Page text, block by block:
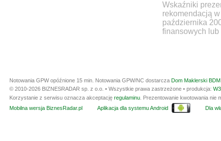
Wskaźniki
rekomendacją
października
finansowych lub
Notowania GPW opóźnione 15 min. Notowania GPW/NC dostarcza Dom Maklerski
© 2010-2026 BIZNESRADAR sp. z o.o. • Wszystkie prawa zastrzeżone • produkcja:
Korzystanie z serwisu oznacza akceptację regulaminu . Prezentowanie kwotowania
Mobilna wersja BiznesRadar.pl
Aplikacja dla systemu Android Dla